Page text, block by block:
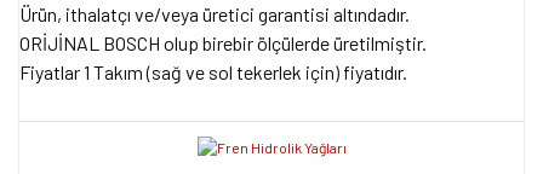
Ürün, ithalatçı ve/veya üretici garantisi altındadır.
ORİJİNAL BOSCH olup birebir ölçülerde üretilmiştir.
Fiyatlar 1 Takım (sağ ve sol tekerlek için) fiyatıdır.